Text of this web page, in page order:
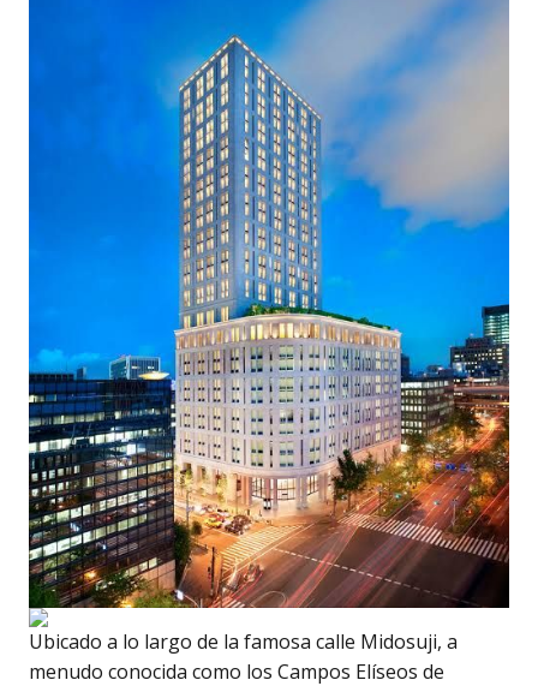
Ubicado a lo largo de la famosa calle Midosuji, a
menudo conocida como los Campos Elíseos de